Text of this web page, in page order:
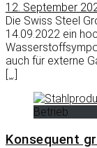
12. September
Die Swiss Steel
14.09.2022 ein
auch für externe
[…]
Betrieb
Konsequent